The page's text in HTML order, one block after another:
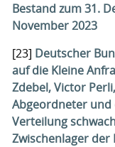
Bestand zum 31.
November 2023
[23] Deutscher
auf die Kleine
Zdebel, Victor
Abgeordneter und
Verteilung
Zwischenlager